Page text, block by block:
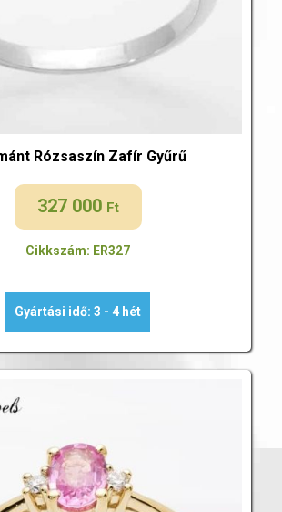
Rózsaszín Zafír Gyűrű
327 000 Ft
Cikkszám: ER327
Gyártási idő: 3 - 4 hét